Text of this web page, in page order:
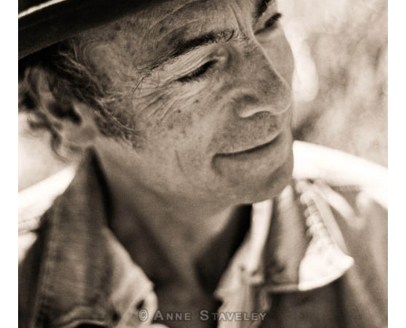
Contacto
Idioma: